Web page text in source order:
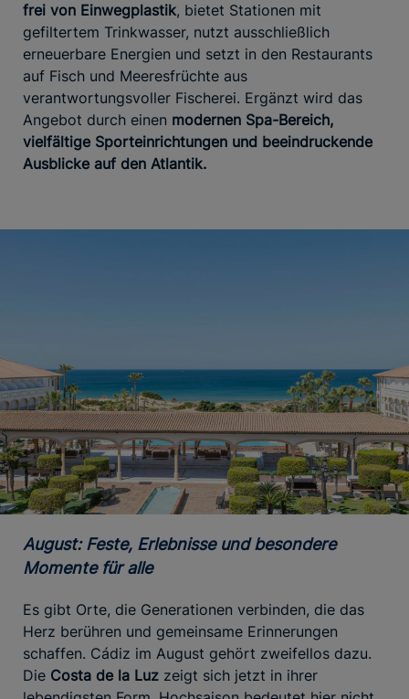
frei von Einwegplastik, bietet Stationen mit
gefiltertem Trinkwasser, nutzt ausschließlich
erneuerbare Energien und setzt in den Restaurants
auf Fisch und Meeresfrüchte aus
verantwortungsvoller Fischerei. Ergänzt wird das
Angebot durch einen modernen Spa-Bereich,
vielfältige Sporteinrichtungen und beeindruckende
Ausblicke auf den Atlantik.
August: Feste, Erlebnisse und besondere
Momente für alle
Es gibt Orte, die Generationen verbinden, die das
Herz berühren und gemeinsame Erinnerungen
schaffen. Cádiz im August gehört zweifellos dazu.
Die Costa de la Luz zeigt sich jetzt in ihrer